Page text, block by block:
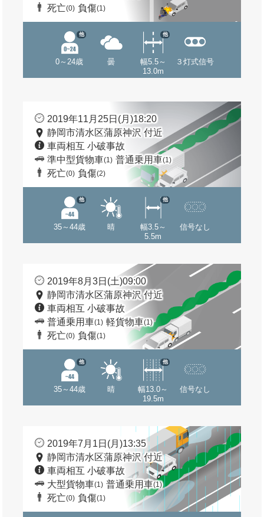
死亡(0) 負傷(1)
0～24歳
他
曇
幅5.5～
13.0m
他
３灯式信号
2019年11月25日(月)18:20
静岡市清水区蒲原神沢 付近
車両相互 小破事故
準中型貨物車(1) 普通乗用車(1)
死亡(0) 負傷(2)
35～44歳
他
晴
幅3.5～
5.5m
他
信号なし
2019年8月3日(土)09:00
静岡市清水区蒲原神沢 付近
車両相互 小破事故
普通乗用車(1) 軽貨物車(1)
死亡(0) 負傷(1)
35～44歳
他
晴
幅13.0～
19.5m
他
信号なし
2019年7月1日(月)13:35
静岡市清水区蒲原神沢 付近
車両相互 小破事故
大型貨物車(1) 普通乗用車(1)
死亡(0) 負傷(1)